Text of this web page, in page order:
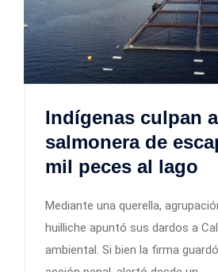
Indígenas culpan a
salmonera de
mil peces al lago
Mediante una querella,
huilliche apuntó sus dardos a
ambiental. Si bien la firma